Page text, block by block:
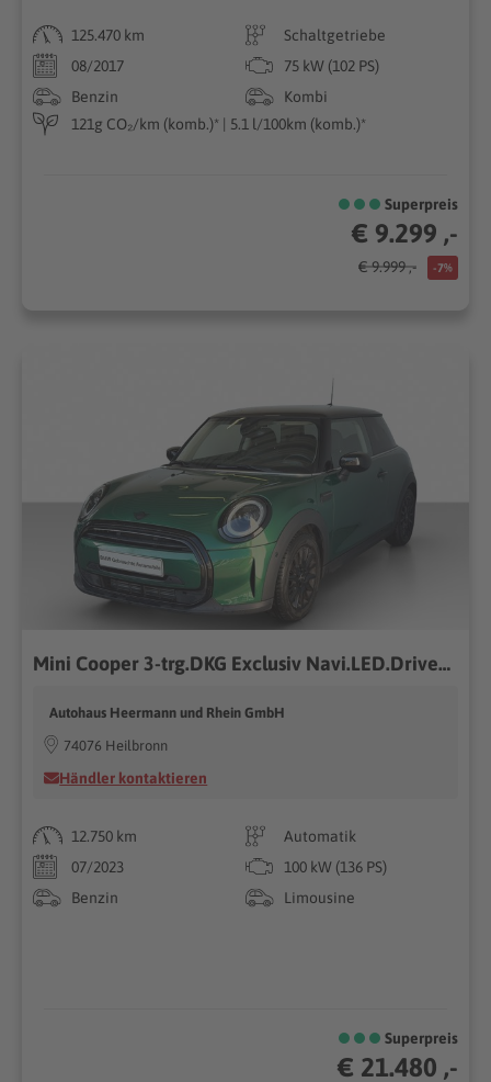
125.470 km
Schaltgetriebe
08/2017
75 kW (102 PS)
Benzin
Kombi
121g CO₂/km (komb.)* | 5.1 l/100km (komb.)*
Superpreis
€ 9.299 ,-
€ 9.999 ,- -7%
Mini Cooper 3-trg.DKG Exclusiv Navi.LED.DriveAss.RFK
Autohaus Heermann und Rhein GmbH
74076 Heilbronn
Händler kontaktieren
12.750 km
Automatik
07/2023
100 kW (136 PS)
Benzin
Limousine
Superpreis
€ 21.480 ,-